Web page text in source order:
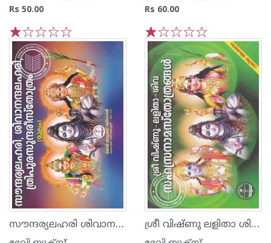
Rs 50.00
5
4
3
2
1
Rs 60.00
5
4
3
2
1
സൗന്ദര്യലഹരി ശിവാനന്ദ ലഹരി ത്രിപുര സുന്ദരീ സ്തോത്രം വലിയ അക്ഷരം ശ്രീ വിഷ്ണു ലളിതാ ശിവ സഹസ്രനാമ സ്തോത്രം - വലിയ അക്ഷരം